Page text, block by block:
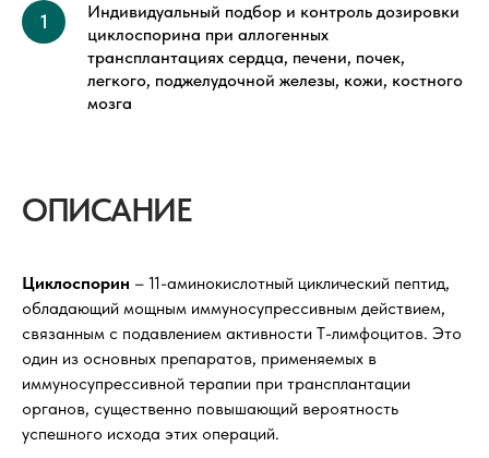
Индивидуальный подбор и контроль дозировки
циклоспорина при аллогенных
трансплантациях сердца, печени, почек,
легкого, поджелудочной железы, кожи, костного
мозга
ОПИСАНИЕ
Циклоспорин – 11-аминокислотный циклический пептид,
обладающий мощным иммуносупрессивным действием,
связанным с подавлением активности Т-лимфоцитов. Это
один из основных препаратов, применяемых в
иммуносупрессивной терапии при трансплантации
органов, существенно повышающий вероятность
успешного исхода этих операций.